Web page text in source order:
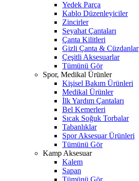
Yedek Parça
Kablo Düzenleyiciler
Zincirler
Seyahat Çantaları
Çanta Kilitleri
Gizli Çanta & Cüzdanlar
Çeşitli Aksesuarlar
Tümünü Gör
Spor, Medikal Ürünler
Kişisel Bakım Ürünleri
Medikal Ürünler
İlk Yardım Çantaları
Bel Kemerleri
Sıcak Soğuk Torbalar
Tabanlıklar
Spor Aksesuar Ürünleri
Tümünü Gör
Kamp Aksesuar
Kalem
Sapan
Tümünü Gör